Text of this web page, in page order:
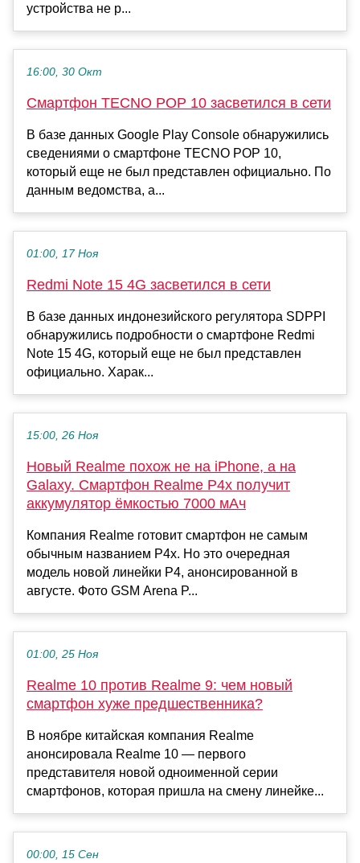
устройства не р...
16:00, 30 Окт
Смартфон TECNO POP 10 засветился в сети
В базе данных Google Play Console обнаружились
сведениями о смартфоне TECNO POP 10,
который еще не был представлен официально. По
данным ведомства, а...
01:00, 17 Ноя
Redmi Note 15 4G засветился в сети
В базе данных индонезийского регулятора SDPPI
обнаружились подробности о смартфоне Redmi
Note 15 4G, который еще не был представлен
официально. Харак...
15:00, 26 Ноя
Новый Realme похож не на iPhone, а на
Galaxy. Смартфон Realme P4x получит
аккумулятор ёмкостью 7000 мАч
Компания Realme готовит смартфон не самым
обычным названием P4x. Но это очередная
модель новой линейки P4, анонсированной в
августе. Фото GSM Arena P...
01:00, 25 Ноя
Realme 10 против Realme 9: чем новый
смартфон хуже предшественника?
В ноябре китайская компания Realme
анонсировала Realme 10 — первого
представителя новой одноименной серии
смартфонов, которая пришла на смену линейке...
00:00, 15 Сен